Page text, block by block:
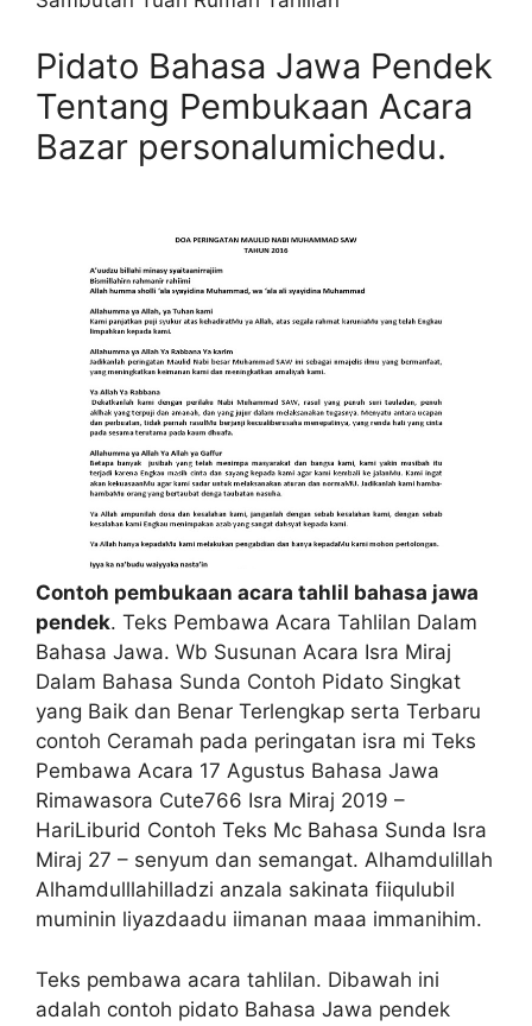
Pidato Bahasa Jawa Pendek
Tentang Pembukaan Acara
Bazar personalumichedu.
Contoh pembukaan acara tahlil bahasa jawa
pendek. Teks Pembawa Acara Tahlilan Dalam
Bahasa Jawa. Wb Susunan Acara Isra Miraj
Dalam Bahasa Sunda Contoh Pidato Singkat
yang Baik dan Benar Terlengkap serta Terbaru
contoh Ceramah pada peringatan isra mi Teks
Pembawa Acara 17 Agustus Bahasa Jawa
Rimawasora Cute766 Isra Miraj 2019 –
HariLiburid Contoh Teks Mc Bahasa Sunda Isra
Miraj 27 – senyum dan semangat. Alhamdulillah
Alhamdulllahilladzi anzala sakinata fiiqulubil
muminin liyazdaadu iimanan maaa immanihim.
Teks pembawa acara tahlilan. Dibawah ini
adalah contoh pidato Bahasa Jawa pendek